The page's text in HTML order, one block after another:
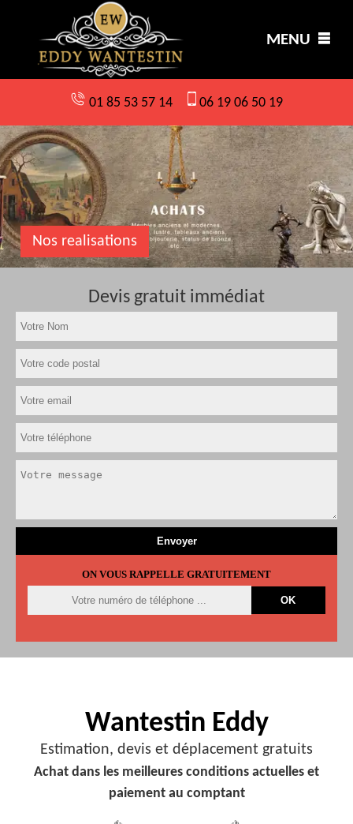
MENU
01 85 53 57 14 06 19 06 50 19
Nos realisations
Devis gratuit immédiat
ON VOUS RAPPELLE GRATUITEMENT
Wantestin Eddy
Estimation, devis et déplacement gratuits
Achat dans les meilleures conditions actuelles et
paiement au comptant